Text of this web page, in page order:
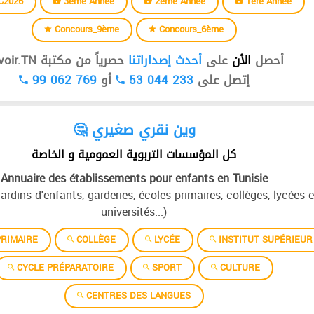
Concours_9ème
Concours_6ème
أحصل الأن على أحدث إصداراتنا حصرياً من مكتبة Devoir.TN
إتصل على 53 044 233 أو99 062 769
🤔 وين نقري صغيري
كل المؤسسات التربوية العمومية و الخاصة
Annuaire des établissements pour enfants en Tunisie
d'enfants, garderies, écoles primaires, collèges, lycées
universités...)
COLLÈGE LYCÉE
INSTITUT SUPÉRIEUR
CYCLE PRÉPARATOIRE
SPORT
CULTURE
CENTRES DES LANGUES